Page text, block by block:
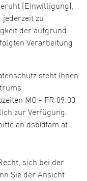
(Einwilligung),
jederzeit zu
der aufgrund
Verarbeitung
steht Ihnen
MO - FR 09:00
zur Verfügung.
an dsb@fam.at.
sich bei der
Sie der Ansicht